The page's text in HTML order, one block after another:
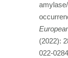
(2022):
022-